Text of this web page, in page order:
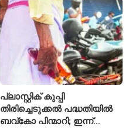
പ്ലാസ്റ്റിക് കുപ്പി
തിരിച്ചെടുക്കൽ പദ്ധതിയിൽ
ബവ്കോ പിന്മാറി; ഇന്ന്